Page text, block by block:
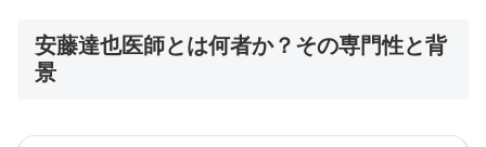
安藤達也医師とは何者か？その専門性と背
景